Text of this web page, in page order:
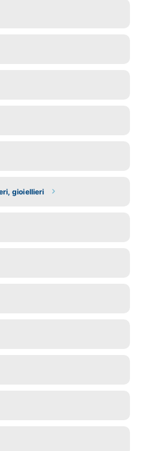
gioiellieri